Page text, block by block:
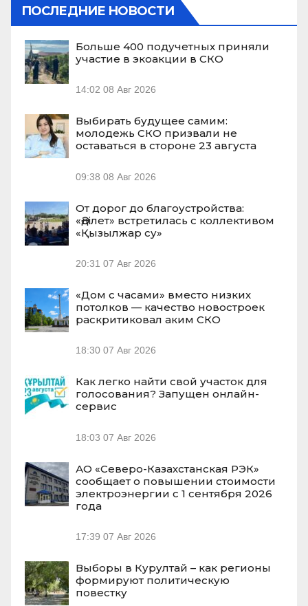
ПОСЛЕДНИЕ НОВОСТИ
Больше 400 подучетных приняли
участие в экоакции в СКО
14:02 08 Авг 2026
Выбирать будущее самим:
молодежь СКО призвали не
оставаться в стороне 23 августа
09:38 08 Авг 2026
От дорог до благоустройства:
«Әділет» встретилась с коллективом
«Қызылжар су»
20:31 07 Авг 2026
«Дом с часами» вместо низких
потолков — качество новостроек
раскритиковал аким СКО
18:30 07 Авг 2026
Как легко найти свой участок для
голосования? Запущен онлайн-
сервис
18:03 07 Авг 2026
АО «Северо-Казахстанская РЭК»
сообщает о повышении стоимости
электроэнергии с 1 сентября 2026
года
17:39 07 Авг 2026
Выборы в Курултай – как регионы
формируют политическую
повестку